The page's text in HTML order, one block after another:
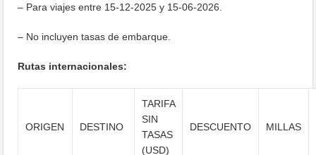
– Para viajes entre 15-12-2025 y 15-06-2026.
– No incluyen tasas de embarque.
Rutas internacionales:
ORIGEN DESTINO
TARIFA
SIN
TASAS
(USD)
DESCUENTO MILLAS